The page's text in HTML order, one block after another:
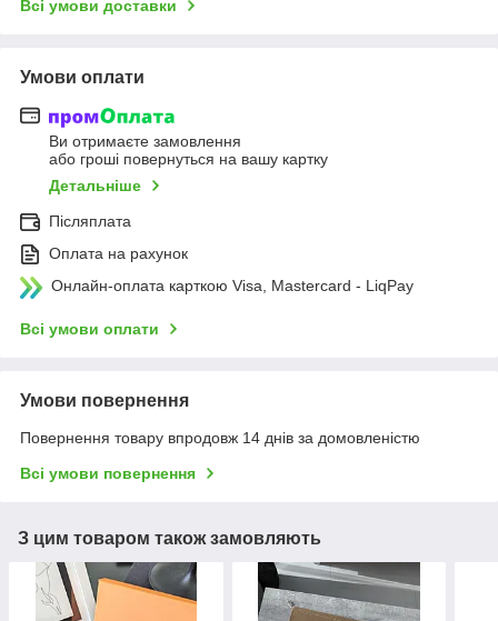
Всі умови доставки
Умови оплати
Ви отримаєте замовлення
або гроші повернуться на вашу картку
Детальніше
Післяплата
Оплата на рахунок
Онлайн-оплата карткою Visa, Mastercard - LiqPay
Всі умови оплати
Умови повернення
Повернення товару впродовж 14 днів за домовленістю
Всі умови повернення
З цим товаром також замовляють